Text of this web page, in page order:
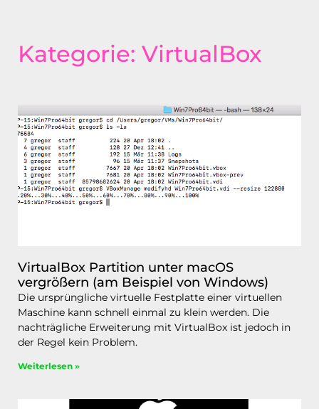
Kategorie: VirtualBox
VirtualBox Partition unter macOS
vergrößern (am Beispiel von Windows)
Die ursprüngliche virtuelle Festplatte einer virtuellen
Maschine kann schnell einmal zu klein werden. Die
nachträgliche Erweiterung mit VirtualBox ist jedoch in
der Regel kein Problem.
Weiterlesen »